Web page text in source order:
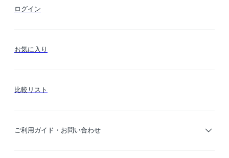
ログイン
お気に入り
比較リスト
ご利用ガイド・お問い合わせ